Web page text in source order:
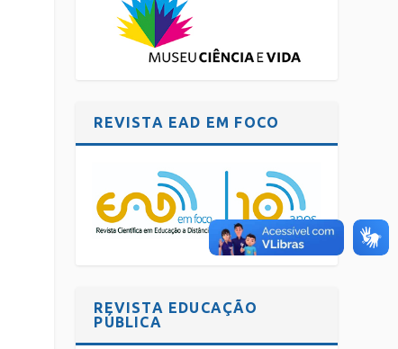
REVISTA EAD EM FOCO
REVISTA EDUCAÇÃO
PÚBLICA